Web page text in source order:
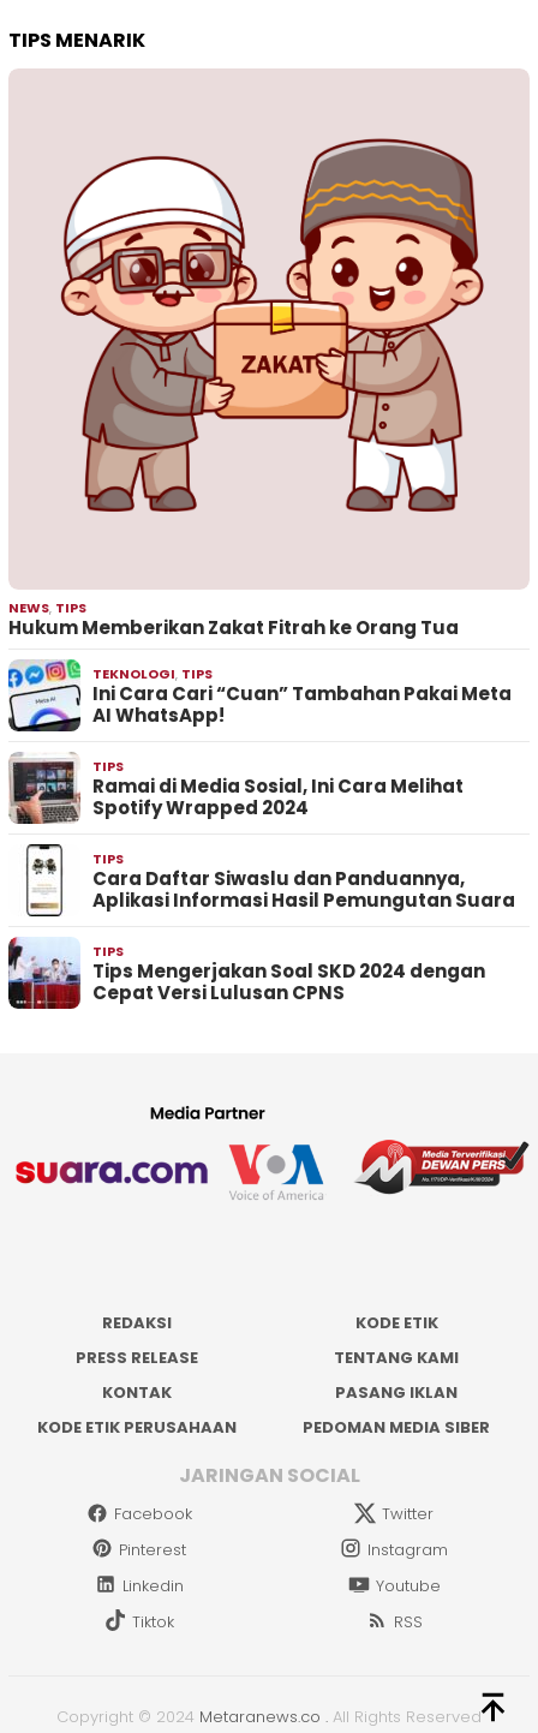
TIPS MENARIK
NEWS, TIPS
Hukum Memberikan Zakat Fitrah ke Orang Tua
TEKNOLOGI, TIPS
Ini Cara Cari “Cuan” Tambahan Pakai Meta
AI WhatsApp!
TIPS
Ramai di Media Sosial, Ini Cara Melihat
Spotify Wrapped 2024
TIPS
Cara Daftar Siwaslu dan Panduannya,
Aplikasi Informasi Hasil Pemungutan Suara
TIPS
Tips Mengerjakan Soal SKD 2024 dengan
Cepat Versi Lulusan CPNS
REDAKSI
KODE ETIK
PRESS RELEASE
TENTANG KAMI
KONTAK
PASANG IKLAN
KODE ETIK PERUSAHAAN
PEDOMAN MEDIA SIBER
JARINGAN SOCIAL
Facebook
Twitter
Pinterest
Instagram
Linkedin
Youtube
Tiktok
RSS
Copyright © 2024 Metaranews.co . All Rights Reserved